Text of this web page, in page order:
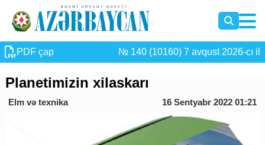
PDF çap № 140 (10160) 7 avqust 2026-cı il
Planetimizin xilaskarı
Elm və texnika 16 Sentyabr 2022 01:21